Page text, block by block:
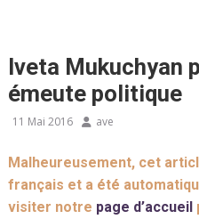
Iveta Mukuchyan
émeute politique
11 Mai 2016 ave
Malheureusement, cet
français et a été
visiter notre page d’accueil